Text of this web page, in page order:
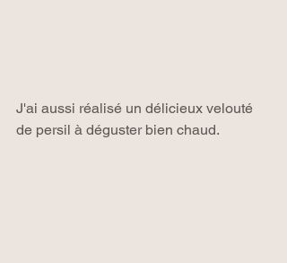
J'ai aussi réalisé un délicieux velouté
de persil à déguster bien chaud.